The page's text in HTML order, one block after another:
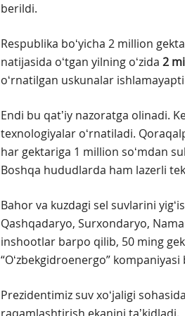
berildi.
Respublika boʻyicha 2 million
natijasida oʻtgan yilning oʻzida 2
oʻrnatilgan uskunalar
Endi bu qatʼiy nazoratga olinadi.
texnologiyalar oʻrnatiladi.
har gektariga 1 million soʻmdan
Boshqa hududlarda ham lazerli
Bahor va kuzdagi sel suvlarini
Qashqadaryo, Surxondaryo,
inshootlar barpo qilib, 50 ming
“Oʻzbekgidroenergo”
Prezidentimiz suv xoʻjaligi